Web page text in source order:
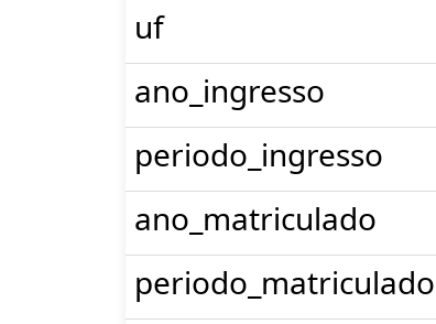
uf
ano_ingresso
periodo_ingresso
ano_matriculado
periodo_matriculado